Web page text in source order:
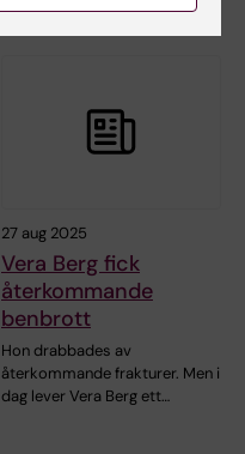
27 aug 2025
Vera Berg fick
återkommande
benbrott
Hon drabbades av
återkommande frakturer. Men i
dag lever Vera Berg ett…